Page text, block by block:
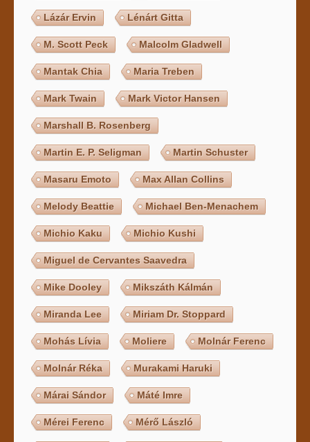
Lázár Ervin Lénárt Gitta
M. Scott Peck Malcolm Gladwell
Mantak Chia Maria Treben
Mark Twain Mark Victor Hansen
Marshall B. Rosenberg
Martin E. P. Seligman Martin Schuster
Masaru Emoto Max Allan Collins
Melody Beattie Michael Ben-Menachem
Michio Kaku Michio Kushi
Miguel de Cervantes Saavedra
Mike Dooley Mikszáth Kálmán
Miranda Lee Miriam Dr. Stoppard
Mohás Lívia Moliere Molnár Ferenc
Molnár Réka Murakami Haruki
Márai Sándor Máté Imre
Mérei Ferenc Mérő László